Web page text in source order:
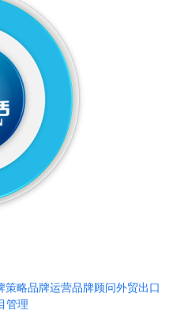
策略品牌运营品牌顾问外贸出口
管理